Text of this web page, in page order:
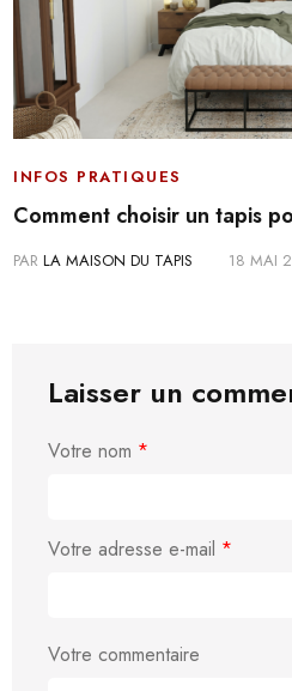
INFOS PRATIQUES
Comment choisir un tapis
PAR LA MAISON DU TAPIS 18 MAI
Laisser un
Votre nom *
Votre adresse e-mail *
Votre commentaire